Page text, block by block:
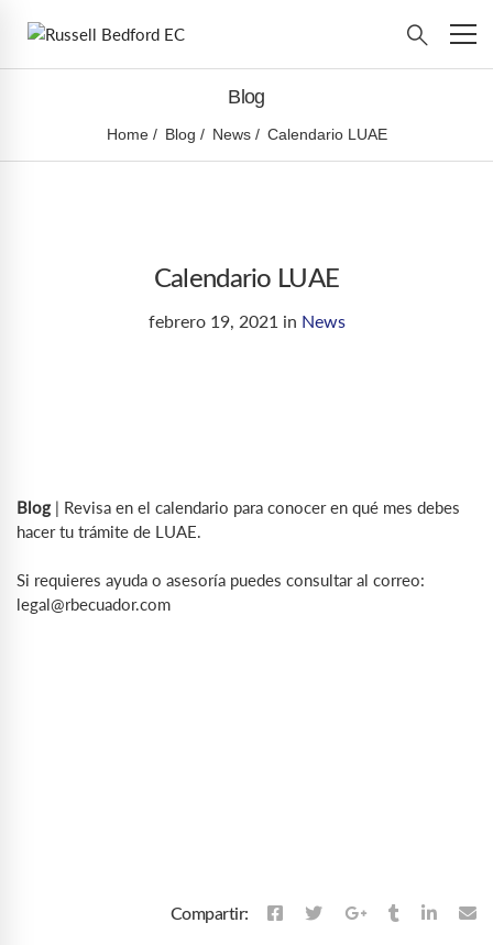
Blog
Home Blog News Calendario LUAE
Calendario LUAE
febrero 19, 2021 in News
Blog | Revisa en el calendario para conocer en qué mes debes
hacer tu trámite de LUAE.
Si requieres ayuda o asesoría puedes consultar al correo:
legal@rbecuador.com
Compartir: